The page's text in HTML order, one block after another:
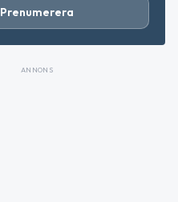
Prenumerera
ANNONS